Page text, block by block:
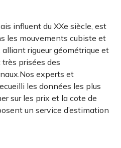
influent du XXe siècle, est
les mouvements cubiste et
rigueur géométrique et
prisées des
experts et
les données les plus
sur les prix et la cote de
un service d’estimation